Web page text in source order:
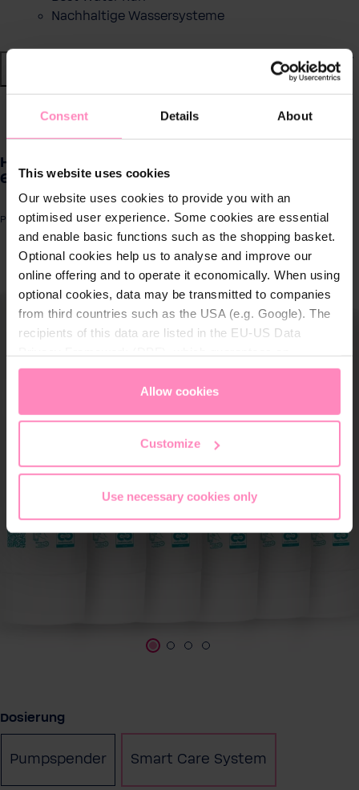
Consent Details About
This website uses cookies
Our website uses cookies to provide you with an
optimised user experience. Some cookies are essential
and enable basic functions such as the shopping basket.
Optional cookies help us to analyse and improve our
online offering and to operate it economically. When using
optional cookies, data may be transmitted to companies
from third countries such as the USA (e.g. Google). The
recipients of this data are listed in the EU-US Data
appropriate level of data protection. You canaccept all
only allow necessary cookies
access and change your chosen setting at any time in
Allow cookies
Customize
Use necessary cookies only
Nachhaltige Wassersysteme
zuhause
Lösungen für
Geschäftskunden
Kundenservice
zurück
HYDRO TOUCH - SET Hand - und Bodylotion,
6x300 ml - AMAZON
Produktnummer: HYT006SEHBL
überspringen
Dosierung
Pumpspender(Diese Option ist zurzeit nicht verfügbar.)
Smart Care System